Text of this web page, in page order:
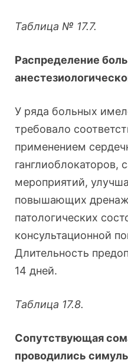
Таблица № 17.7.
Распределение
У ряда больных
требовало
применением
ганглиоблокаторов,
мероприятий,
повышающих
патологических
консультационной
Длительность
14 дней.
Таблица 17.8.
Сопутствующая
проводились